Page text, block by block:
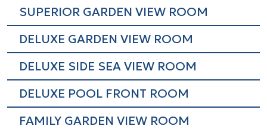
SUPERIOR GARDEN VIEW ROOM
DELUXE GARDEN VIEW ROOM
DELUXE SIDE SEA VIEW ROOM
DELUXE POOL FRONT ROOM
FAMILY GARDEN VIEW ROOM